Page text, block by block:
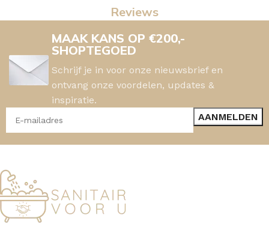
Reviews
MAAK KANS OP €200,-
SHOPTEGOED
Schrijf je in voor onze nieuwsbrief en
ontvang onze voordelen, updates &
inspiratie.